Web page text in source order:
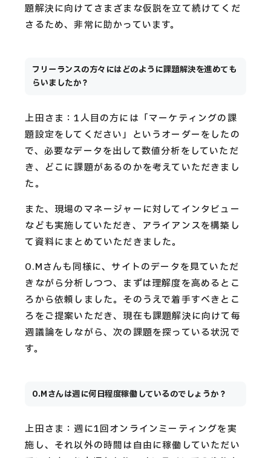
題解決に向けてさまざまな仮説を立て続けてくだ
さるため、非常に助かっています。
フリーランスの方々にはどのように課題解決を進めても
らいましたか？
上田さま：1人目の方には「マーケティングの課
題設定をしてください」というオーダーをしたの
で、必要なデータを出して数値分析をしていただ
き、どこに課題があるのかを考えていただきまし
た。
また、現場のマネージャーに対してインタビュー
なども実施していただき、アライアンスを構築し
て資料にまとめていただきました。
O.Mさんも同様に、サイトのデータを見ていただ
きながら分析しつつ、まずは理解度を高めるとこ
ろから依頼しました。そのうえで着手すべきとこ
ろをご提案いただき、現在も課題解決に向けて毎
週議論をしながら、次の課題を探っている状況で
す。
O.Mさんは週に何日程度稼働しているのでしょうか？
上田さま：週に1回オンラインミーティングを実
施し、それ以外の時間は自由に稼働していただい